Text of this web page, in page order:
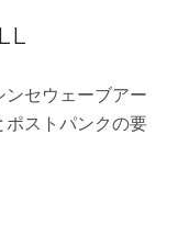
セウェーブアー
ポストパンクの要